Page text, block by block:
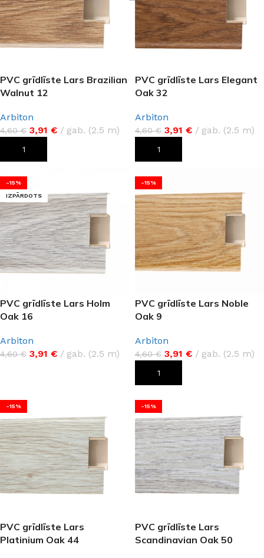
PVC grīdlīste Lars Brazilian
Walnut 12
Arbiton
4,60€ 3,91 € gab. (2.5 m)
PIEVIENOT GROZAM
PVC grīdlīste Lars Elegant
Oak 32
Arbiton
4,60€ 3,91 € gab. (2.5 m)
PIEVIENOT GROZAM
-15%
IZPĀRDOTS
PVC grīdlīste Lars Holm
Oak 16
Arbiton
4,60€ 3,91 € gab. (2.5 m)
-15%
PVC grīdlīste Lars Noble
Oak 9
Arbiton
4,60€ 3,91 € gab. (2.5 m)
PIEVIENOT GROZAM
-15%
PVC grīdlīste Lars
Platinium Oak 44
-15%
PVC grīdlīste Lars
Scandinavian Oak 50